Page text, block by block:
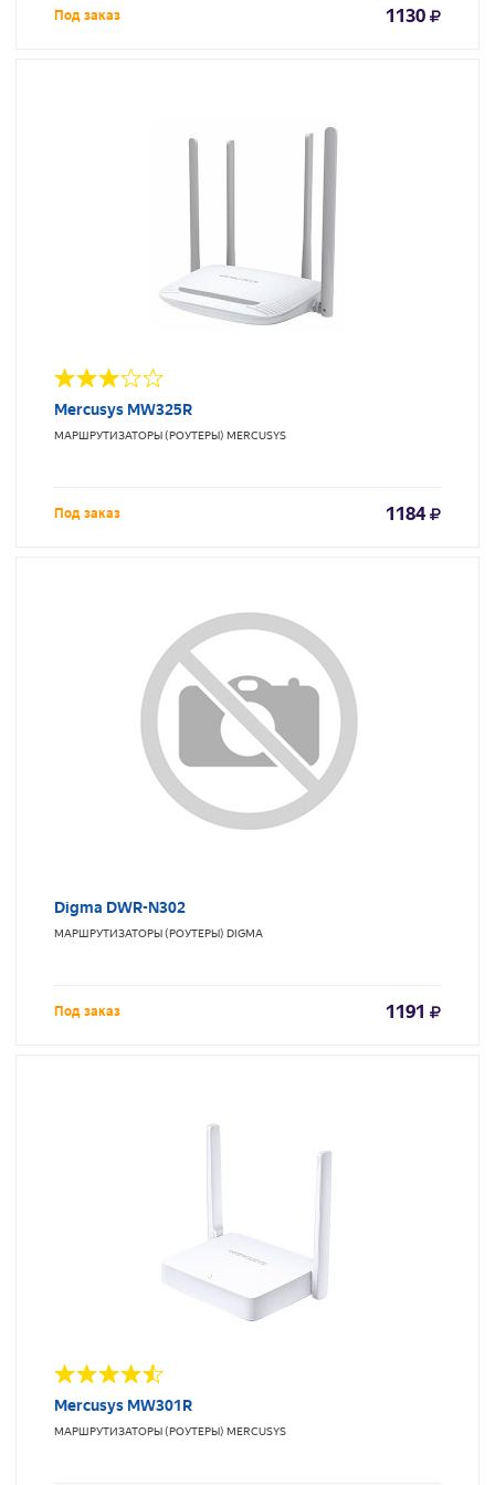
Под заказ 1130
Mercusys MW325R
МАРШРУТИЗАТОРЫ (РОУТЕРЫ) MERCUSYS
Под заказ 1184
Digma DWR-N302
МАРШРУТИЗАТОРЫ (РОУТЕРЫ) DIGMA
Под заказ 1191
Mercusys MW301R
МАРШРУТИЗАТОРЫ (РОУТЕРЫ) MERCUSYS